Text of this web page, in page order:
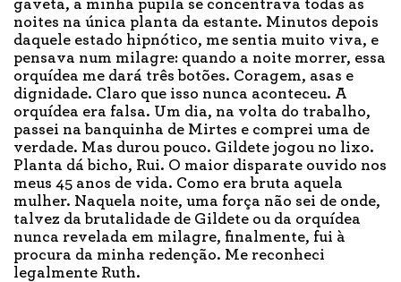
gaveta, a minha pupila se concentrava todas as
noites na única planta da estante. Minutos depois
daquele estado hipnótico, me sentia muito viva, e
pensava num milagre: quando a noite morrer, essa
orquídea me dará três botões. Coragem, asas e
dignidade. Claro que isso nunca aconteceu. A
orquídea era falsa. Um dia, na volta do trabalho,
passei na banquinha de Mirtes e comprei uma de
verdade. Mas durou pouco. Gildete jogou no lixo.
Planta dá bicho, Rui. O maior disparate ouvido nos
meus 45 anos de vida. Como era bruta aquela
mulher. Naquela noite, uma força não sei de onde,
talvez da brutalidade de Gildete ou da orquídea
nunca revelada em milagre, finalmente, fui à
procura da minha redenção. Me reconheci
legalmente Ruth.